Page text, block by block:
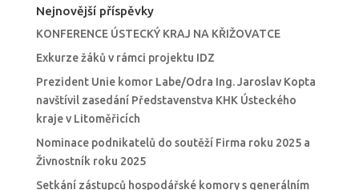
Nejnovější příspěvky
KONFERENCE ÚSTECKÝ KRAJ NA KŘIŽOVATCE
Exkurze žáků v rámci projektu IDZ
Prezident Unie komor Labe/Odra Ing. Jaroslav Kopta
navštívil zasedání Představenstva KHK Ústeckého
kraje v Litoměřicích
Nominace podnikatelů do soutěží Firma roku 2025 a
Živnostník roku 2025
Setkání zástupců hospodářské komory s generálním